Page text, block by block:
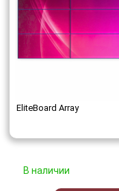
EliteBoard Array
В наличии